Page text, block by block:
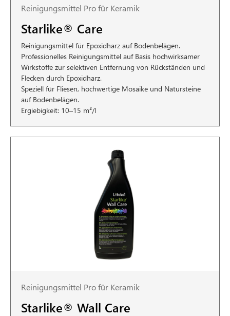
Reinigungsmittel Pro für Keramik
Starlike® Care
Reinigungsmittel für Epoxidharz auf Bodenbelägen.
Professionelles Reinigungsmittel auf Basis hochwirksamer
Wirkstoffe zur selektiven Entfernung von Rückständen und
Flecken durch Epoxidharz.
Speziell für Fliesen, hochwertige Mosaike und Natursteine
auf Bodenbelägen.
Ergiebigkeit: 10–15 m²/l
Reinigungsmittel Pro für Keramik
Starlike® Wall Care